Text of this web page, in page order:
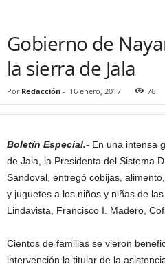
Gobierno de
la sierra de Jala
Por Redacción - 16 enero, 2017 76
Boletín Especial.- En una intensa
de Jala, la Presidenta del Sistema
Sandoval, entregó cobijas,
y juguetes a los niños y niñas de
Lindavista, Francisco I. Madero,
Cientos de familias se vieron
intervención la titular de la